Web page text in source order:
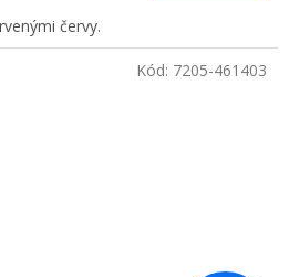
červy.
Kód: 7205-461403